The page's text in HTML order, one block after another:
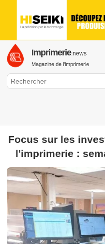
Imprimerie.news
Magazine de l'imprimerie
GraphiLine.com
Façonnage Web to Print
Portrait Formation & Emploi
Focus sur les
l'imprimerie :